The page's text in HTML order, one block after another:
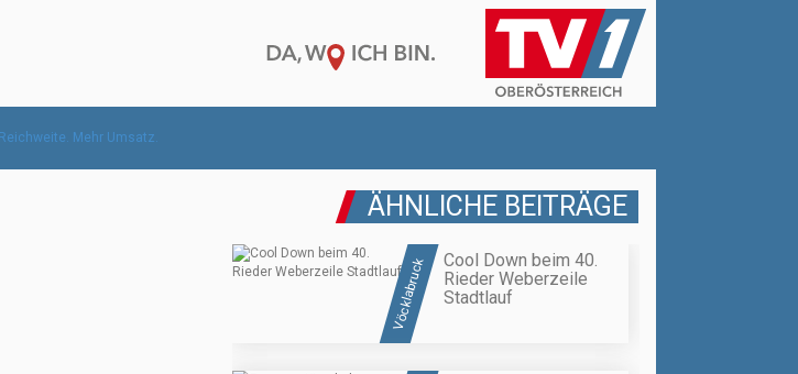
ÄHNLICHE BEITRÄGE
Vöcklabruck
Cool Down beim 40.
Rieder Weberzeile
Stadtlauf